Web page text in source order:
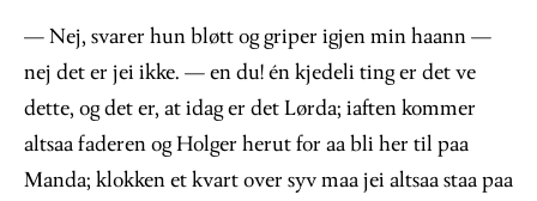
— Nej, svarer hun bløtt og griper igjen min haann —
nej det er jei ikke. — en du! én kjedeli ting er det ve
dette, og det er, at idag er det Lørda; iaften kommer
altsaa faderen og Holger herut for aa bli her til paa
Manda; klokken et kvart over syv maa jei altsaa staa paa